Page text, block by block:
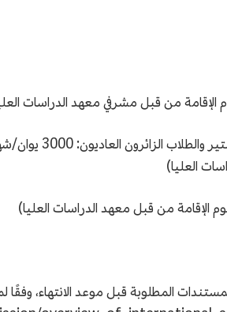
الإقامة من قبل مشرفي معهد الدراسات
العليا)
الإقامة من قبل معهد الدراسات العليا)
المطلوبة قبل موعد الانتهاء، وفقًا